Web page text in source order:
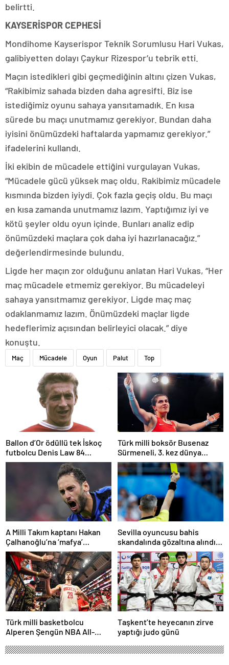
belirtti.
KAYSERİSPOR CEPHESİ
Mondihome Kayserispor Teknik Sorumlusu Hari Vukas,
galibiyetten dolayı Çaykur Rizespor’u tebrik etti.
Maçın istedikleri gibi geçmediğinin altını çizen Vukas,
“Rakibimiz sahada bizden daha agresifti. Biz ise
istediğimiz oyunu sahaya yansıtamadık. En kısa
sürede bu maçı unutmamız gerekiyor. Bundan daha
iyisini önümüzdeki haftalarda yapmamız gerekiyor.”
ifadelerini kullandı.
İki ekibin de mücadele ettiğini vurgulayan Vukas,
“Mücadele gücü yüksek maç oldu. Rakibimiz mücadele
kısmında bizden iyiydi. Çok fazla geçiş oldu. Bu maçı
en kısa zamanda unutmamız lazım. Yaptığımız iyi ve
kötü şeyler oldu oyun içinde. Bunları analiz edip
önümüzdeki maçlara çok daha iyi hazırlanacağız.”
değerlendirmesinde bulundu.
Ligde her maçın zor olduğunu anlatan Hari Vukas, “Her
maç mücadele etmemiz gerekiyor. Bu mücadeleyi
sahaya yansıtmamız gerekiyor. Ligde maç maç
odaklanmamız lazım. Önümüzdeki maçlar ligde
hedeflerimiz açısından belirleyici olacak.” diye
konuştu.
Maç Mücadele Oyun Palut Top
Ballon d’Or ödüllü tek İskoç
futbolcu Denis Law 84
yaşında öldü
Türk milli boksör Busenaz
Sürmeneli, 3. kez dünya
şampiyonu oldu
A Milli Takım kaptanı Hakan
Çalhanoğlu’na ‘mafya’
soruşturmasında ceza
Sevilla oyuncusu bahis
skandalında gözaltına alındı:
Son dakikalarda sarı kart
görmüş
Türk milli basketbolcu
Alperen Şengün NBA All-
Taşkent’te heyecanın zirve
yaptığı judo günü